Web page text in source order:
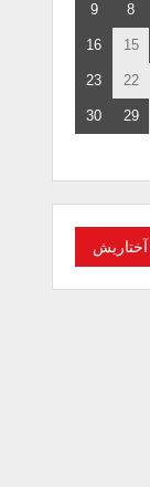
8
9
15
16
22
23
29
30